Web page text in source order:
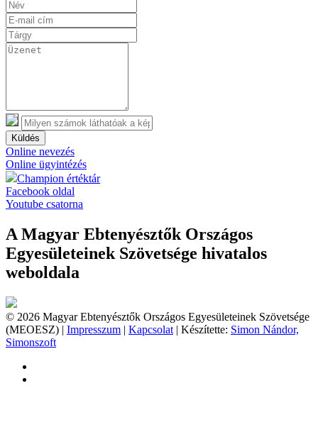
Küldés
Online nevezés
Online ügyintézés
Champion értéktár
Facebook oldal
Youtube csatorna
A Magyar Ebtenyésztők Országos
Egyesületeinek Szövetsége hivatalos
weboldala
© 2026 Magyar Ebtenyésztők Országos Egyesületeinek Szövetsége
(MEOESZ) | Impresszum | Kapcsolat | Készítette: Simon Nándor,
Simonszoft